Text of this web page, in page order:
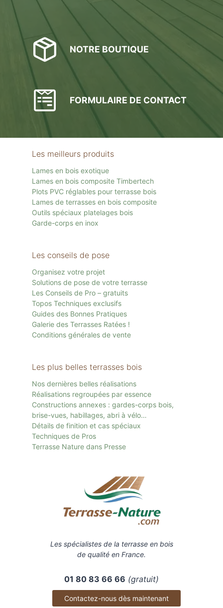
NOTRE BOUTIQUE
FORMULAIRE DE CONTACT
Les meilleurs produits
Lames en bois exotique
Lames en bois composite Timbertech
Plots PVC réglables pour terrasse bois
Lames de terrasses en bois composite
Outils spéciaux platelages bois
Garde-corps en inox
Les conseils de pose
Organisez votre projet
Solutions de pose de votre terrasse
Les Conseils de Pro – gratuits
Topos Techniques exclusifs
Guides des Bonnes Pratiques
Galerie des Terrasses Ratées !
Conditions générales de vente
Les plus belles terrasses bois
Nos dernières belles réalisations
Réalisations regroupées par essence
Constructions annexes : gardes-corps bois,
brise-vues, habillages, abri à vélo…
Détails de finition et cas spéciaux
Techniques de Pros
Terrasse Nature dans Presse
Les spécialistes de la terrasse en bois
de qualité en France.
01 80 83 66 66 (gratuit)
Contactez-nous dès maintenant